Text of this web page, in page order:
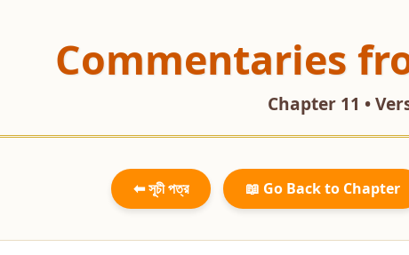
Commentaries
Chapter 11 •
⬅ সূচী পত্র 📖 Go Back to Chapter